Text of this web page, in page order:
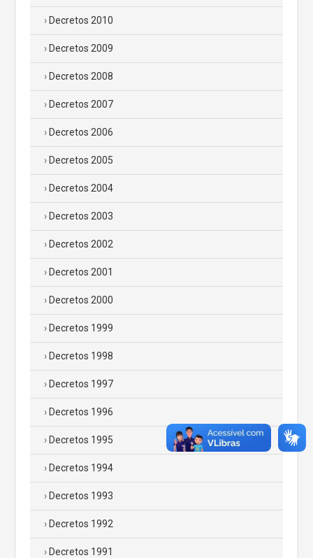
Decretos 2010
Decretos 2009
Decretos 2008
Decretos 2007
Decretos 2006
Decretos 2005
Decretos 2004
Decretos 2003
Decretos 2002
Decretos 2001
Decretos 2000
Decretos 1999
Decretos 1998
Decretos 1997
Decretos 1996
Decretos 1995
Decretos 1994
Decretos 1993
Decretos 1992
Decretos 1991